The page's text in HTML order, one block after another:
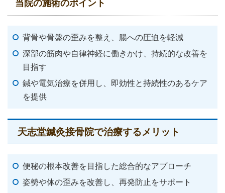
当院の施術のポイント
背骨や骨盤の歪みを整え、腸への圧迫を軽減
深部の筋肉や自律神経に働きかけ、持続的な改善を
目指す
鍼や電気治療を併用し、即効性と持続性のあるケア
を提供
天志堂鍼灸接骨院で治療するメリット
便秘の根本改善を目指した総合的なアプローチ
姿勢や体の歪みを改善し、再発防止をサポート